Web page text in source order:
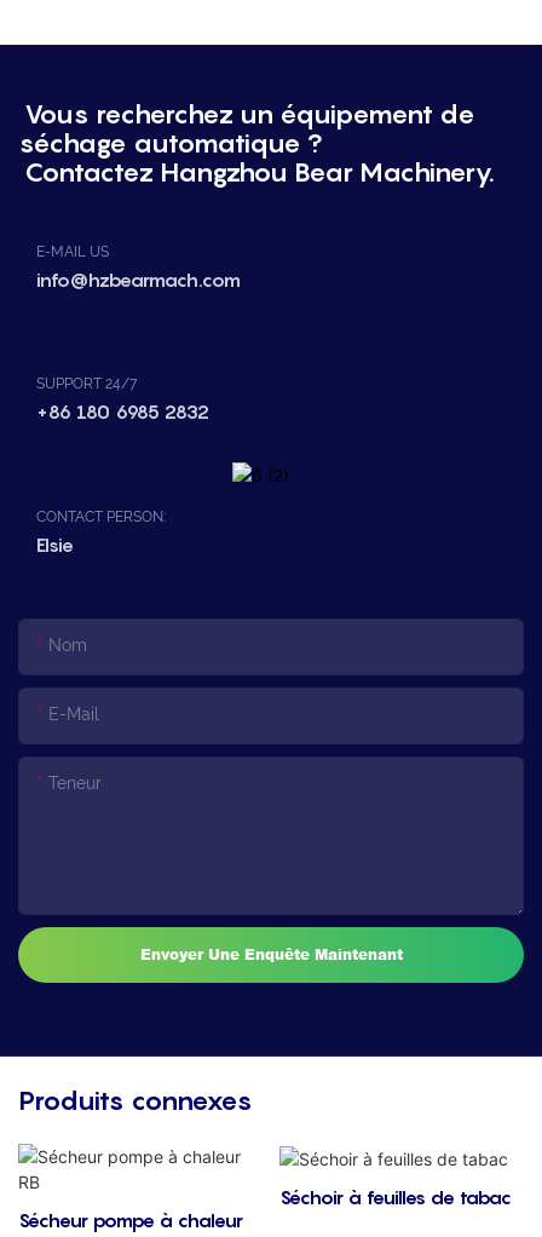
Vous recherchez un équipement de
séchage automatique ?
Contactez Hangzhou Bear Machinery.
E-MAIL US
info@hzbearmach.com
SUPPORT 24/7
+86 180 6985 2832
CONTACT PERSON:
Elsie
Nom
E-Mail
Teneur
Envoyer Une Enquête Maintenant
Produits connexes
Sécheur pompe à chaleur
Séchoir à feuilles de tabac